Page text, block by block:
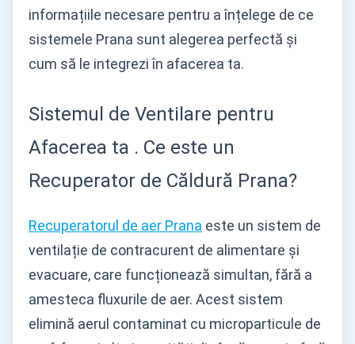
informațiile necesare pentru a înțelege de ce
sistemele Prana sunt alegerea perfectă și
cum să le integrezi în afacerea ta.
Sistemul de Ventilare pentru
Afacerea ta . Ce este un
Recuperator de Căldură Prana?
Recuperatorul de aer Prana este un sistem de
ventilație de contracurent de alimentare și
evacuare, care funcționează simultan, fără a
amesteca fluxurile de aer. Acest sistem
elimină aerul contaminat cu microparticule de